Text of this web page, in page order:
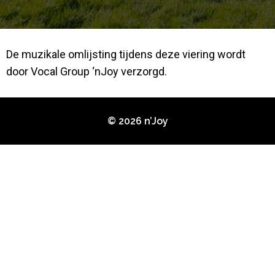
De muzikale omlijsting tijdens deze viering wordt
door Vocal Group ‘nJoy verzorgd.
© 2026 n’Joy